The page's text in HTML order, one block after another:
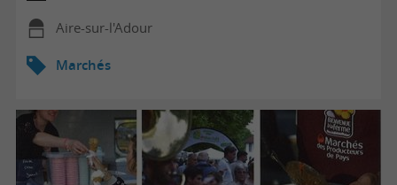
Aire-sur-l'Adour
Marchés